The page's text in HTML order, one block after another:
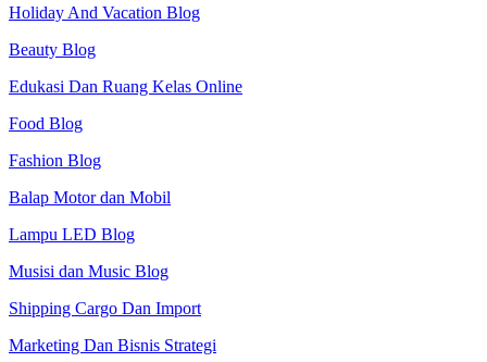
Holiday And Vacation Blog
Beauty Blog
Edukasi Dan Ruang Kelas Online
Food Blog
Fashion Blog
Balap Motor dan Mobil
Lampu LED Blog
Musisi dan Music Blog
Shipping Cargo Dan Import
Marketing Dan Bisnis Strategi